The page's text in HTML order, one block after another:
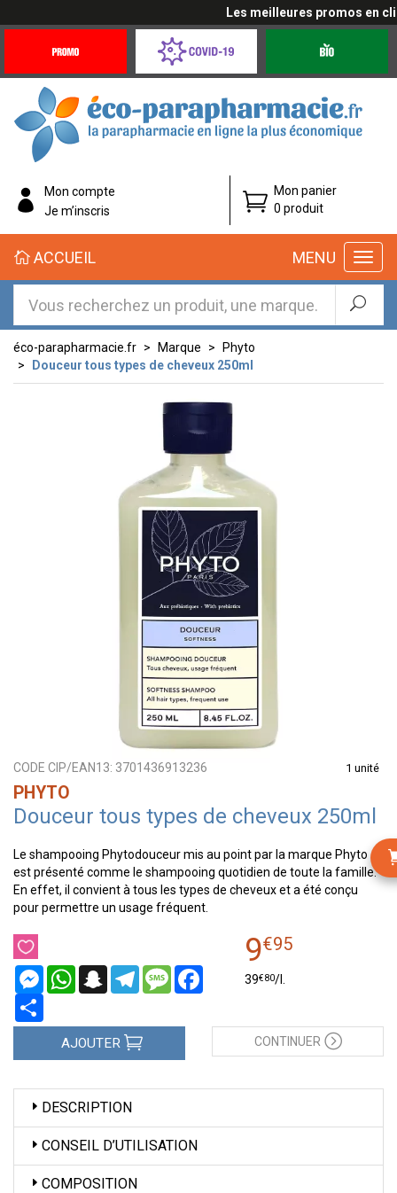
Les meilleures promos en
Offres
Coronavirus
éco-
parapharmacie.fr
éco-
parapharmacie.fr
Mon compte
Je m’inscris
Mon panier
0 produit
MENU
ACCUEIL
éco-parapharmacie.fr Marque
Phyto
Douceur tous types de cheveux 250ml
CODE CIP/EAN13: 3701436913236 1 unité
PHYTO
Douceur tous types de cheveux 250ml
Le shampooing Phytodouceur mis au point par la marque Phyto
est présenté comme le shampooing quotidien de toute la famille.
En effet, il convient à tous les types de cheveux et a été conçu
pour permettre un usage fréquent.
MessengerWhatsAppSnapchatTelegramMessageFacebook
9€95
39€80/
AJOUTER CONTINUER
DESCRIPTION
CONSEIL D’UTILISATION
COMPOSITION